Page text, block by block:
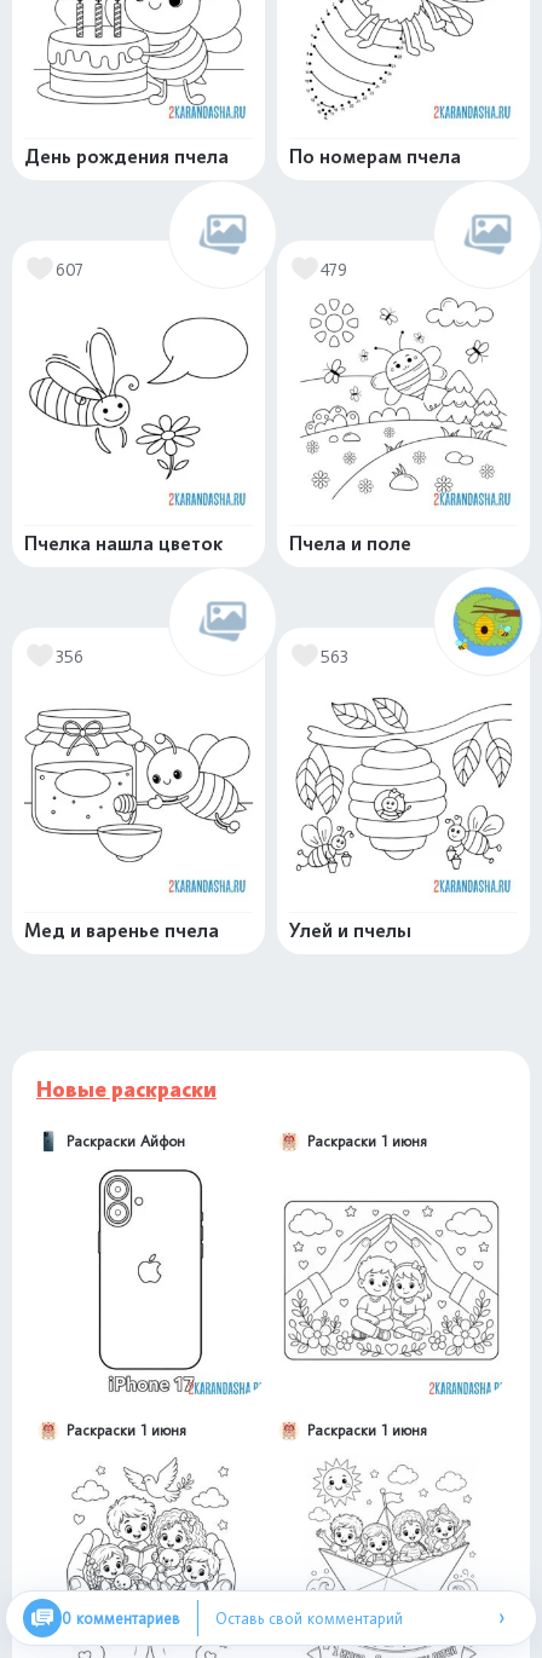
День рождения пчела По номерам пчела
607
Пчелка нашла цветок
479
Пчела и поле
356
Мед и варенье пчела
563
Улей и пчелы
Новые раскраски
Раскраски Айфон Раскраски 1 июня
Раскраски 1 июня Раскраски 1 июня
0 комментариев Оставь свой комментарий ›